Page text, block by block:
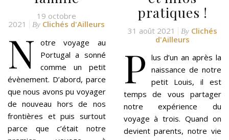
19 octobre
2021
By Clichés d'Ailleurs
N
otre voyage au
Portugal a sonné
comme un petit
évènement. D’abord, parce
que nous avons pu voyager
de nouveau hors de nos
frontières et puis surtout
parce que c’était notre
pratiques !
31 août 2021 By Clichés
d'Ailleurs
P lus d’un an après la
naissance de notre
petit Louis, il est
temps de vous partager
notre expérience du
voyage à trois. Quand on
devient parents, notre vie